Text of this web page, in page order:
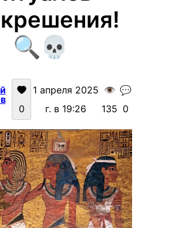
🔍💀
0
1 апреля 2025
г. в 19:26
👁️
135
💬
0